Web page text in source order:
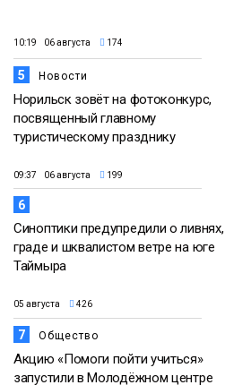
10:19 06 августа 174
5 Новости
Норильск зовёт на фотоконкурс,
посвященный главному
туристическому празднику
09:37 06 августа 199
6
Синоптики предупредили о ливнях,
граде и шквалистом ветре на юге
Таймыра
05 августа 426
7 Общество
Акцию «Помоги пойти учиться»
запустили в Молодёжном центре